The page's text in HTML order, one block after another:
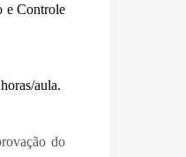
e Controle
aula.
do